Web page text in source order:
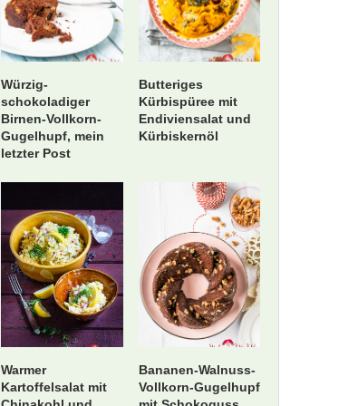
Würzig-
schokoladiger
Birnen-Vollkorn-
Gugelhupf, mein
letzter Post
Butteriges
Kürbispüree mit
Endiviensalat und
Kürbiskernöl
Warmer
Kartoffelsalat mit
Bananen-Walnuss-
Vollkorn-Gugelhupf